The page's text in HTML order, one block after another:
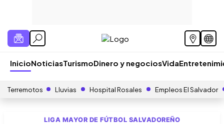
InicioNoticiasTurismoDinero y negociosVida
Terremotos Lluvias Hospital Rosales Empleos El Salvador